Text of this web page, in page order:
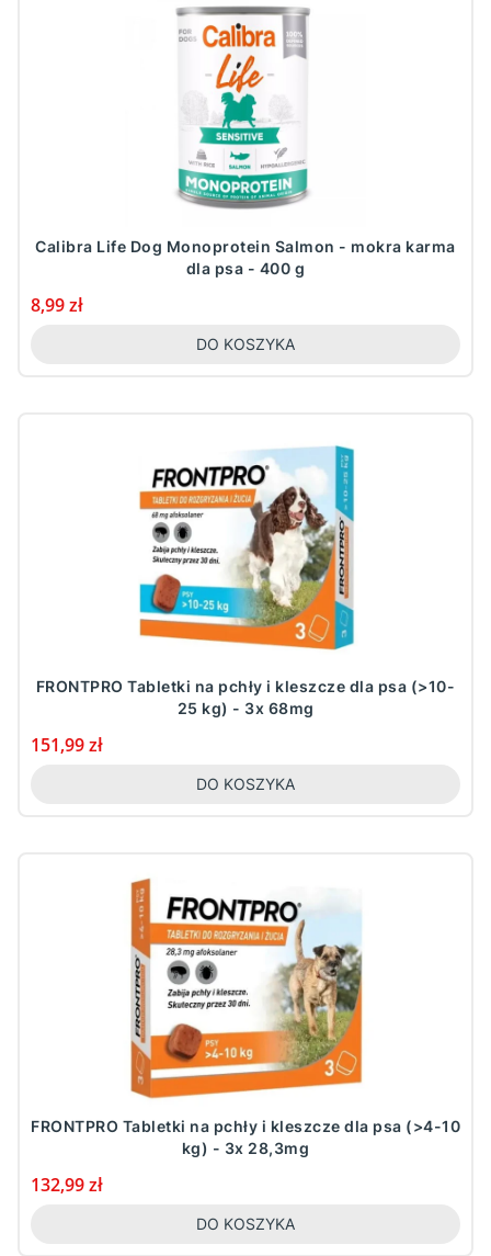
Calibra Life Dog Monoprotein Salmon - mokra karma
dla psa - 400 g
Cena
8,99 zł
DO KOSZYKA
FRONTPRO Tabletki na pchły i kleszcze dla psa (>10-
25 kg) - 3x 68mg
Cena
151,99 zł
DO KOSZYKA
FRONTPRO Tabletki na pchły i kleszcze dla psa (>4-10
kg) - 3x 28,3mg
Cena
132,99 zł
DO KOSZYKA